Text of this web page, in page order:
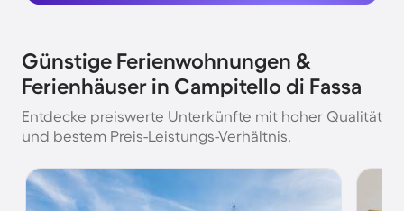
Günstige Ferienwohnungen &
Ferienhäuser in Campitello di Fassa
Entdecke preiswerte Unterkünfte mit hoher Qualität
und bestem Preis-Leistungs-Verhältnis.